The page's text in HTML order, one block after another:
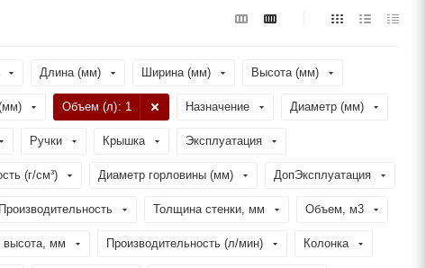
Длина (мм) Ширина (мм) Высота (мм)
Объем (л): 1 Назначение Диаметр (мм)
Ручки Крышка Эксплуатация
(г/см³) Диаметр горловины (мм) ДопЭксплуатация
Производительность Толщина стенки, мм Объем, м3
мм Производительность (л/мин) Колонка